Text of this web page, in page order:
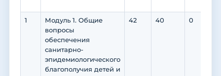
1
Модуль 1. Общие
вопросы
обеспечения
санитарно-
эпидемиологического
благополучия детей и
42 40 0